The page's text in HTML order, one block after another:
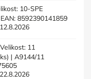
10-SPE
EAN: 8592390141859
12.8.2026
11
| A9144/11
22.8.2026